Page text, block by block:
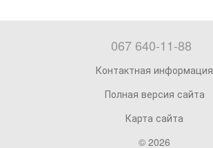
067 640-11-88
Контактная информация
Полная версия сайта
Карта сайта
© 2026